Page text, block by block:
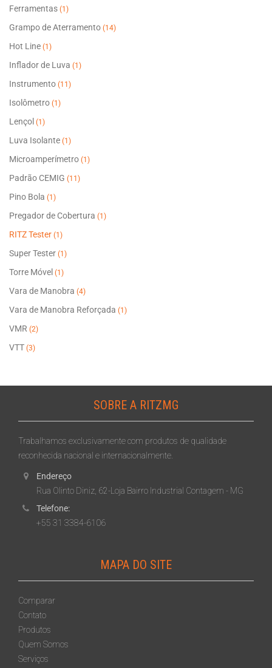
Ferramentas (1)
Grampo de Aterramento (14)
Hot Line (1)
Inflador de Luva (1)
Instrumento (11)
Isolômetro (1)
Lençol (1)
Luva Isolante (1)
Microamperímetro (1)
Padrão CEMIG (11)
Pino Bola (1)
Pregador de Cobertura (1)
RITZ Tester (1)
Super Tester (1)
Torre Móvel (1)
Vara de Manobra (4)
Vara de Manobra Reforçada (1)
VMR (2)
VTT (3)
SOBRE A RITZMG
Trabalhamos exclusivamente com produtos de qualidade
reconhecida nacional e internacionalmente.
Endereço
Rua Olinto Diniz, 62-Loja Bairro Industrial Contagem - MG
Telefone:
+55 31 3384-6106
MAPA DO SITE
Comparar
Contato
Produtos
Quem Somos
Serviços